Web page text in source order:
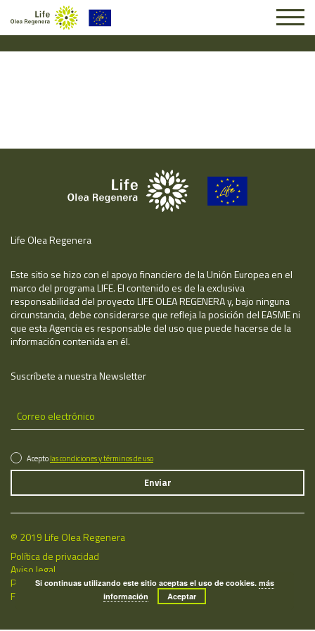
Solicitud #25938
Life Olea Regenera
Este sitio se hizo con el apoyo financiero de la Unión Europea en el
marco del programa LIFE. El contenido es de la exclusiva
responsabilidad del proyecto LIFE OLEA REGENERA y, bajo ninguna
circunstancia, debe considerarse que refleja la posición del EASME ni
que esta Agencia es responsable del uso que puede hacerse de la
información contenida en él.
Suscríbete a nuestra Newsletter
Aceptolas condiciones y términos de uso
© 2019 Life Olea Regenera
Política de privacidad
Aviso legal
Política de cookies
Fecha de última actualización: 06/08/2026
Si continuas utilizando este sitio aceptas el uso de cookies.más
información
Aceptar